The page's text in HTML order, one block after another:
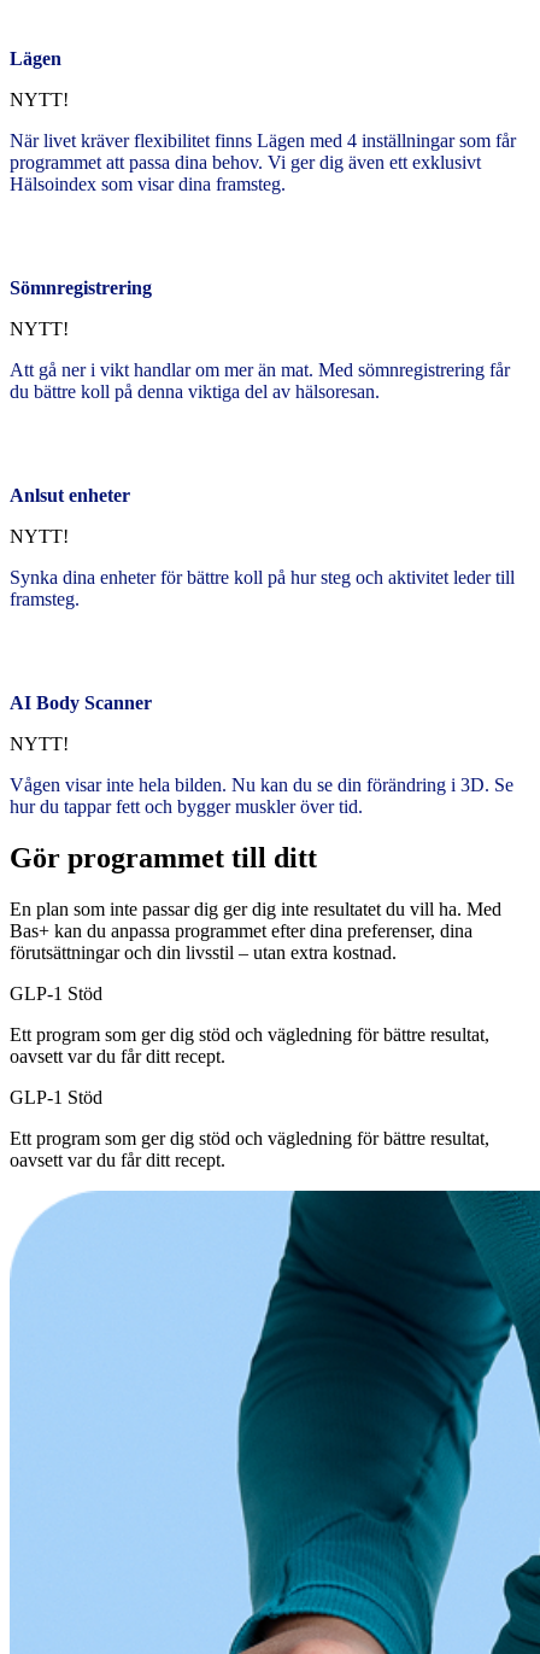
Lägen
NYTT!
När livet kräver flexibilitet finns Lägen med 4 inställningar som får
programmet att passa dina behov. Vi ger dig även ett exklusivt
Hälsoindex som visar dina framsteg.
Sömnregistrering
NYTT!
Att gå ner i vikt handlar om mer än mat. Med sömnregistrering får
du bättre koll på denna viktiga del av hälsoresan.
Anlsut enheter
NYTT!
Synka dina enheter för bättre koll på hur steg och aktivitet leder till
framsteg.
AI Body Scanner
NYTT!
Vågen visar inte hela bilden. Nu kan du se din förändring i 3D. Se
hur du tappar fett och bygger muskler över tid.
Gör programmet till ditt
En plan som inte passar dig ger dig inte resultatet du vill ha. Med
Bas+ kan du anpassa programmet efter dina preferenser, dina
förutsättningar och din livsstil – utan extra kostnad.
GLP-1 Stöd
Ett program som ger dig stöd och vägledning för bättre resultat,
oavsett var du får ditt recept.
GLP-1 Stöd
Ett program som ger dig stöd och vägledning för bättre resultat,
oavsett var du får ditt recept.